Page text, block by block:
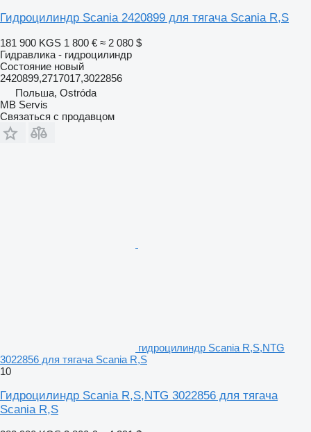
Гидроцилиндр Scania 2420899 для тягача Scania R,S
181 900 KGS 1 800 € ≈ 2 080 $
Гидравлика - гидроцилиндр
Состояние новый
2420899,2717017,3022856
Польша, Ostróda
MB Servis
Связаться с продавцом
гидроцилиндр Scania R,S,NTG
3022856 для тягача Scania R,S
10
Гидроцилиндр Scania R,S,NTG 3022856 для тягача
Scania R,S